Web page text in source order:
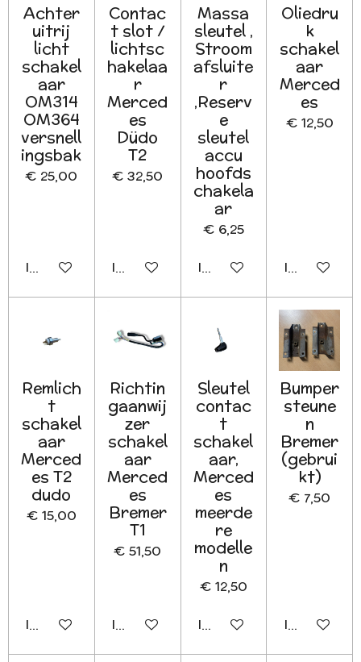
Achter
uitrij
licht
schakel
aar
OM314
OM364
versnell
ingsbak
€ 25,00
In winkelwagen
Contac
t slot /
lichtsc
hakelaa
r
Merced
es
Düdo
T2
€ 32,50
In winkelwagen
Massa
sleutel ,
Stroom
afsluite
r
,Reserv
e
sleutel
accu
hoofds
chakela
ar
€ 6,25
In winkelwagen
Oliedru
k
schakel
aar
Merced
es
€ 12,50
In
Remlich
t
schakel
aar
Merced
es T2
dudo
€ 15,00
In winkelwagen
Richtin
gaanwij
zer
schakel
aar
Merced
es
Bremer
T1
€ 51,50
In winkelwagen
Sleutel
contac
t
schakel
aar,
Merced
es
meerde
re
modelle
n
€ 12,50
In winkelwagen
Bumper
steune
n
Bremer
(gebrui
kt)
€ 7,50
In